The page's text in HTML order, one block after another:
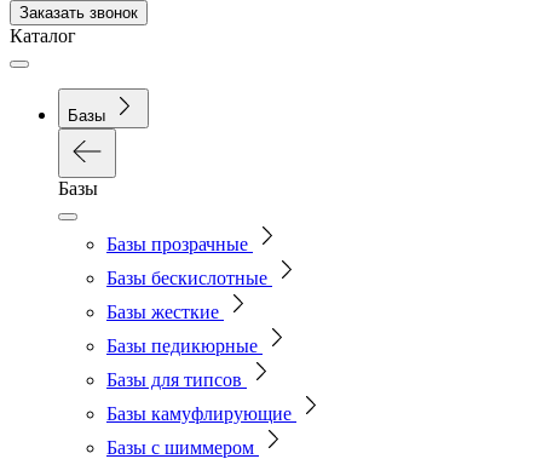
Заказать звонок
Каталог
Базы
Базы
Базы прозрачные
Базы бескислотные
Базы жесткие
Базы педикюрные
Базы для типсов
Базы камуфлирующие
Базы с шиммером